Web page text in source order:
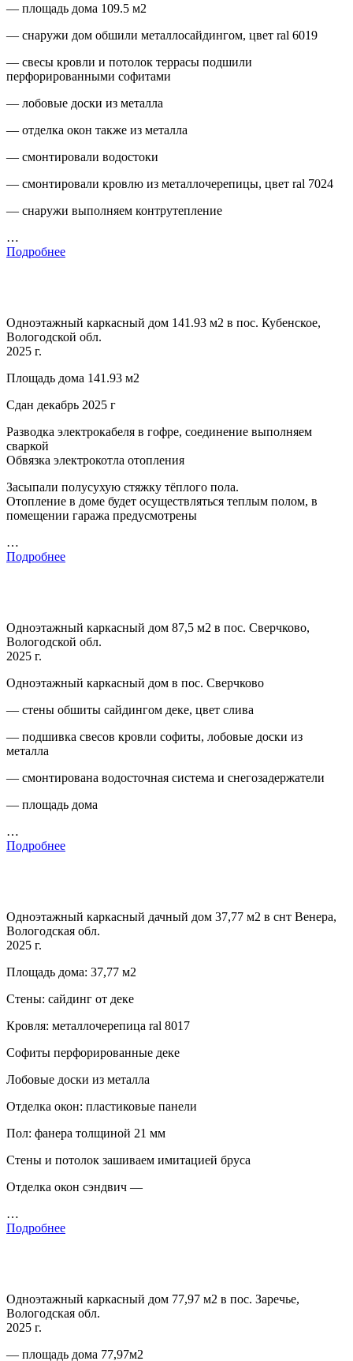
— площадь дома 109.5 м2
— снаружи дом обшили металлосайдингом, цвет ral 6019
— свесы кровли и потолок террасы подшили
перфорированными софитами
— лобовые доски из металла
— отделка окон также из металла
— смонтировали водостоки
— смонтировали кровлю из металлочерепицы, цвет ral 7024
— снаружи выполняем контрутепление
…
Подробнее
Одноэтажный каркасный дом 141.93 м2 в пос. Кубенское,
Вологодской обл.
2025 г.
Площадь дома 141.93 м2
Сдан декабрь 2025 г
Разводка электрокабеля в гофре, соединение выполняем
сваркой
Обвязка электрокотла отопления
Засыпали полусухую стяжку тёплого пола.
Отопление в доме будет осуществляться теплым полом, в
помещении гаража предусмотрены
…
Подробнее
Одноэтажный каркасный дом 87,5 м2 в пос. Сверчково,
Вологодской обл.
2025 г.
Одноэтажный каркасный дом в пос. Сверчково
— стены обшиты сайдингом деке, цвет слива
— подшивка свесов кровли софиты, лобовые доски из
металла
— смонтирована водосточная система и снегозадержатели
— площадь дома
…
Подробнее
Одноэтажный каркасный дачный дом 37,77 м2 в снт Венера,
Вологодская обл.
2025 г.
Площадь дома: 37,77 м2
Стены: сайдинг от деке
Кровля: металлочерепица ral 8017
Софиты перфорированные деке
Лобовые доски из металла
Отделка окон: пластиковые панели
Пол: фанера толщиной 21 мм
Стены и потолок зашиваем имитацией бруса
Отделка окон сэндвич —
…
Подробнее
Одноэтажный каркасный дом 77,97 м2 в пос. Заречье,
Вологодская обл.
2025 г.
— площадь дома 77,97м2